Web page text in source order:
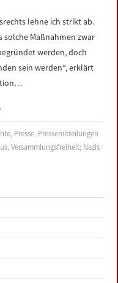
lehne ich strikt ab.
solche Maßnahmen zwar
werden, doch
sein werden“, erklärt
, Presse, Pressemitteilungen
, Versammlungsfreiheit; Nazis